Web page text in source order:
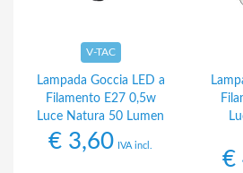
V-TAC
Lampada Goccia LED a
Filamento E27 0,5w
Luce Natura 50 Lumen
€ 3,60 IVA incl.
€